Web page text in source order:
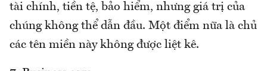
tài chính, tiền tệ, bảo hiểm, nhưng giá trị của
chúng không thể dẫn đầu. Một điểm nữa là chủ
các tên miền này không được liệt kê.